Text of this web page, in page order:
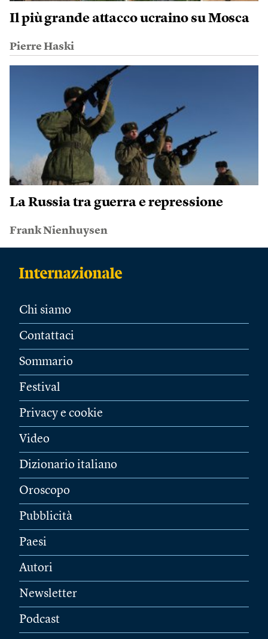
Il più grande attacco ucraino su Mosca
Pierre Haski
La Russia tra guerra e repressione
Frank Nienhuysen
Chi siamo
Contattaci
Sommario
Festival
Privacy e cookie
Video
Dizionario italiano
Oroscopo
Pubblicità
Paesi
Autori
Newsletter
Podcast